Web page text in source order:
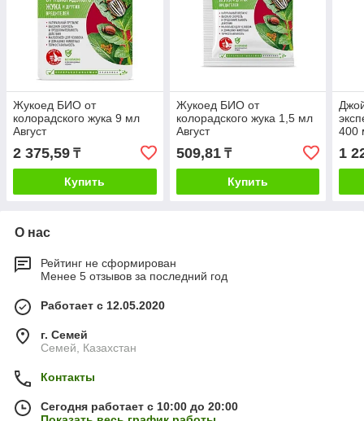
Жукоед БИО от
колорадского жука 9 мл
Август
2 375,59 ₸
Купить
Жукоед БИО от
колорадского жука 1,5 мл
Август
509,81₸
Купить
400
1
О нас
Рейтинг не сформирован
Менее 5 отзывов за последний год
Работает с 12.05.2020
г. Семей
Семей, Казахстан
Контакты
Сегодня работает с 10:00 до 20:00